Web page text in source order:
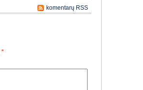
komentarų RSS
*